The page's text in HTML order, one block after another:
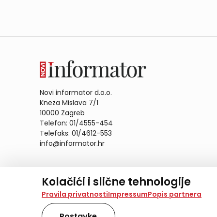
Kolačići i slične tehnologije
Na našoj web stranici koristimo kolačiće i slične
analiziramo promet na stranici te prikazujemo
također koriste ove tehnologije.
Pravila privatnostiImpressumPopis partnera
Novi informator d.o.o.
Kneza Mislava 7/1
10000 Zagreb
Telefon: 01/4555-454
Telefaks: 01/4612-553
info@informator.hr